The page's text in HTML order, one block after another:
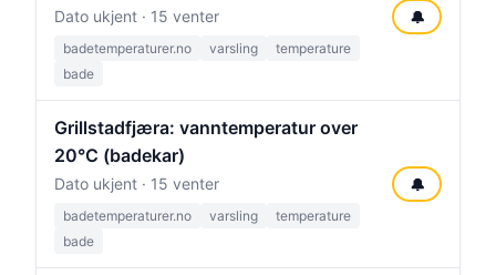
Dato ukjent · 15 venter
badetemperaturer.no varsling
temperature
bade
🔔
Grillstadfjæra: vanntemperatur over
20°C (badekar)
Dato ukjent · 15 venter
badetemperaturer.no varsling
temperature
bade
🔔